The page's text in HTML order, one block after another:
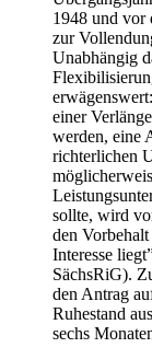
1948 und vor
zur
Unabhängig
einer
werden, eine
richterlichen
sollte, wird
den
Interesse
SächsRiG).
den Antrag
Ruhestand
sechs